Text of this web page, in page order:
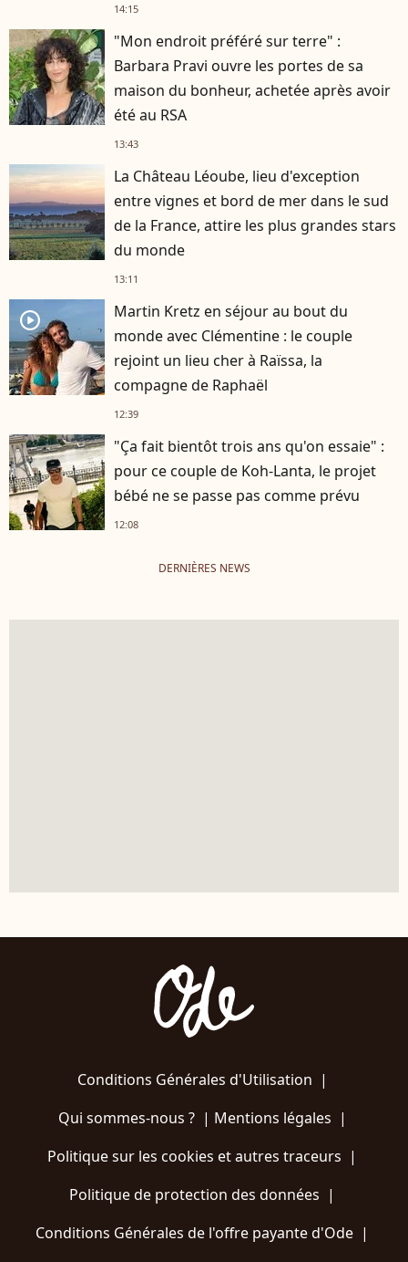
14:15
"Mon endroit préféré sur terre" :
Barbara Pravi ouvre les portes de sa
maison du bonheur, achetée après avoir
été au RSA
13:43
La Château Léoube, lieu d'exception
entre vignes et bord de mer dans le sud
de la France, attire les plus grandes stars
du monde
13:11
player2
Martin Kretz en séjour au bout du
monde avec Clémentine : le couple
rejoint un lieu cher à Raïssa, la
compagne de Raphaël
12:39
"Ça fait bientôt trois ans qu'on essaie" :
pour ce couple de Koh-Lanta, le projet
bébé ne se passe pas comme prévu
12:08
DERNIÈRES NEWS
Conditions Générales d'Utilisation |
Qui sommes-nous ?| Mentions légales |
Politique sur les cookies et autres traceurs |
Politique de protection des données |
Conditions Générales de l'offre payante d'Ode |